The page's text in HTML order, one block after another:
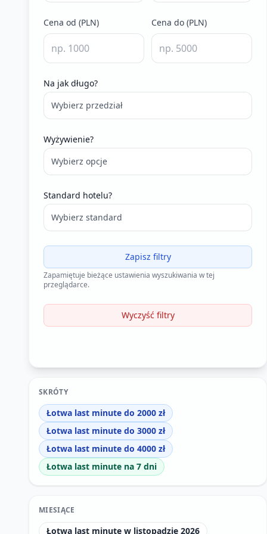
Cena od (PLN) Cena do (PLN)
Na jak długo?
Wybierz przedział
Wyżywienie?
Wybierz opcje
Standard hotelu?
Wybierz standard
Zapisz filtry
Zapamiętuje bieżące ustawienia wyszukiwania w tej
przeglądarce.
Wyczyść filtry
SKRÓTY
Łotwa last minute do 2000 zł
Łotwa last minute do 3000 zł
Łotwa last minute do 4000 zł
Łotwa last minute na 7 dni
MIESIĄCE
Łotwa last minute w listopadzie 2026